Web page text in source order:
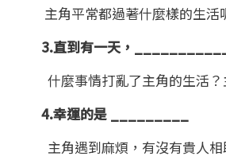
主角平常都過著什麼樣的生活
3.直到有一天，___________
什麼事情打亂了主角的生活
4.幸運的是 _________
主角遇到麻煩，有沒有貴人